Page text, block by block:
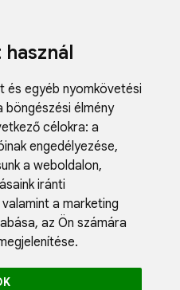
és egyéb nyomkövetési
élmény
célokra: a
engedélyezése,
a weboldalon,
iránti
a marketing
, az Ön számára
.
Blog